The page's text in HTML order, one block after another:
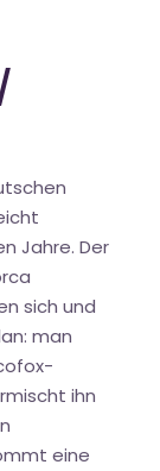
Jahre. Der
sich und
man
ihn
eine